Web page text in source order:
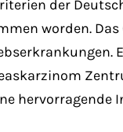
der
worden.